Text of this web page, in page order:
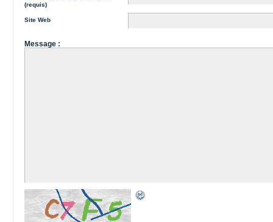
(requis)
Site Web
Message :